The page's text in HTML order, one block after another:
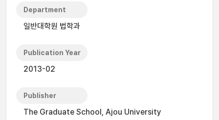
Department
일반대학원 법학과
Publication Year
2013-02
Publisher
The Graduate School, Ajou University